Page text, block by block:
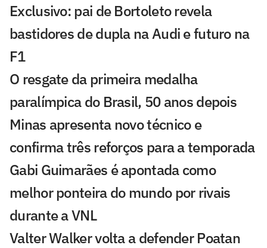
Exclusivo: pai de Bortoleto revela
bastidores de dupla na Audi e futuro na
F1
O resgate da primeira medalha
paralímpica do Brasil, 50 anos depois
Minas apresenta novo técnico e
confirma três reforços para a temporada
Gabi Guimarães é apontada como
melhor ponteira do mundo por rivais
durante a VNL
Valter Walker volta a defender Poatan